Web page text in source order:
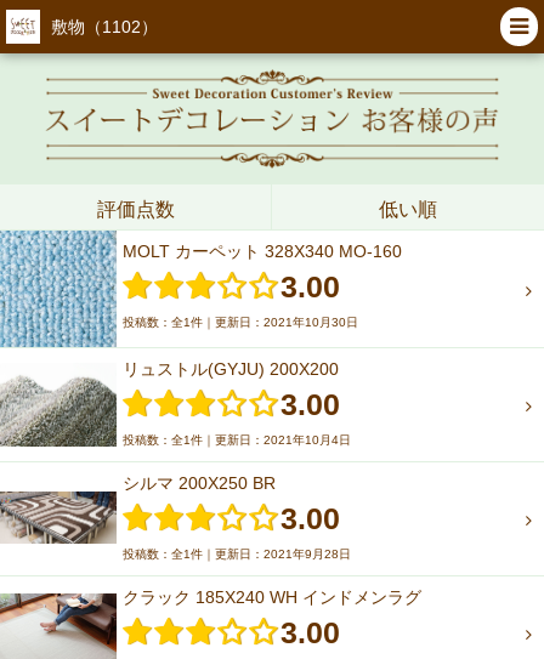
敷物（1102）
評価点数 低い順
MOLT カーペット 328X340 MO-160
3.00
投稿数：全1件｜更新日：2021年10月30日
リュストル(GYJU) 200X200
3.00
投稿数：全1件｜更新日：2021年10月4日
シルマ 200X250 BR
3.00
投稿数：全1件｜更新日：2021年9月28日
クラック 185X240 WH インドメンラグ
3.00